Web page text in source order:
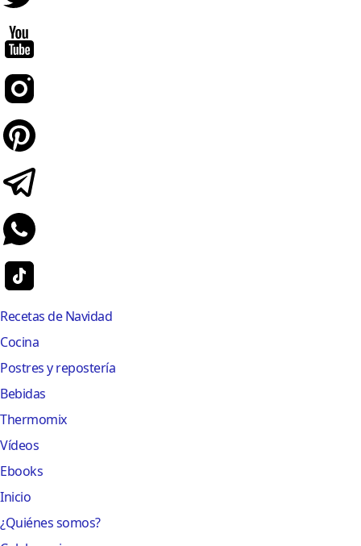
Recetas de Navidad
Cocina
Postres y repostería
Bebidas
Thermomix
Vídeos
Ebooks
Inicio
¿Quiénes somos?